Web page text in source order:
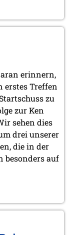
erinnern,
erstes Treffen
zu
zur Ken
sehen dies
drei unserer
die in der
besonders auf